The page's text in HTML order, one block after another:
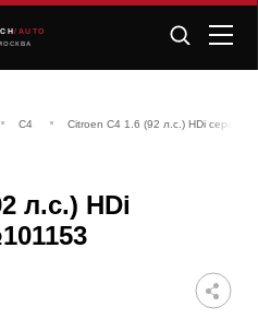
/AUTO
C4 Citroen C4 1.6 (92 л.с.) HDi
л.с.) HDi